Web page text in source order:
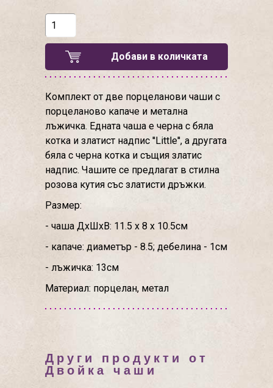
Добави в количката
Комплект от две порцеланови чаши с
порцеланово капаче и метална
лъжичка. Едната чаша е черна с бяла
котка и златист надпис ''Little'', а другата
бяла с черна котка и същия златис
надпис. Чашите се предлагат в стилна
розова кутия със златисти дръжки.
Размер:
- чаша ДхШхВ: 11.5 х 8 х 10.5см
- капаче: диаметър - 8.5; дебелина - 1см
- лъжичка: 13см
Материал: порцелан, метал
Други продукти от
Двойкa чаши